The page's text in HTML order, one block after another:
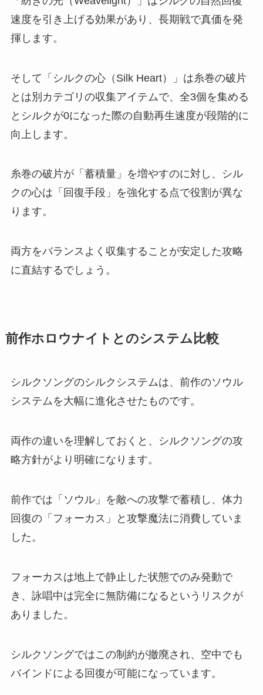
速度を引き上げる効果があり、長期戦で真価を発
揮します。
そして「シルクの心（Silk Heart）」は糸巻の破片
とは別カテゴリの収集アイテムで、全3個を集める
とシルクが0になった際の自動再生速度が段階的に
向上します。
糸巻の破片が「蓄積量」を増やすのに対し、シル
クの心は「回復手段」を強化する点で役割が異な
ります。
両方をバランスよく収集することが安定した攻略
に直結するでしょう。
前作ホロウナイトとのシステム比較
シルクソングのシルクシステムは、前作のソウル
システムを大幅に進化させたものです。
両作の違いを理解しておくと、シルクソングの攻
略方針がより明確になります。
前作では「ソウル」を敵への攻撃で蓄積し、体力
回復の「フォーカス」と攻撃魔法に消費していま
した。
フォーカスは地上で静止した状態でのみ発動で
き、詠唱中は完全に無防備になるというリスクが
ありました。
シルクソングではこの制約が撤廃され、空中でも
バインドによる回復が可能になっています。